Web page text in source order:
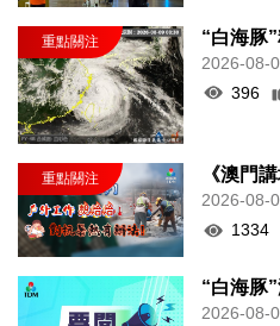
“白海豚
2026-08-
396
《澳門
2026-08-
1334
“白海豚
2026-08-